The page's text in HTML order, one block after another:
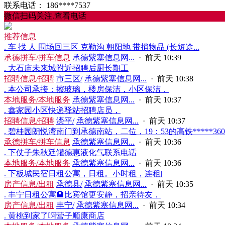
联系电话：
186****7537
微信扫码关注.查看电话
推荐信息
. 车 找 人 围场回三区 克勒沟 朝阳地 带捎物品 (长短途...
承德拼车/拼车信息 承德紫塞信息网... · 前天 10:39
. 大石庙未来城附近招聘后厨长期工
招聘信息/招聘 市三区/ 承德紫塞信息网... · 前天 10:38
. 本公司承接：擦玻璃，楼房保洁，小区保洁，
本地服务/本地服务 承德紫塞信息网... · 前天 10:37
. 鑫家园小区快递驿站招聘店员，
招聘信息/招聘 滦平/ 承德紫塞信息网... · 前天 10:37
. 碧桂园朗悦湾南门到承德南站，二位，19：53的高铁
承德拼车/拼车信息 承德紫塞信息网... · 前天 10:36
. 下仗子朱秋廷罐德惠液化气联系电话
本地服务/本地服务 承德紫塞信息网... · 前天 10:36
. 下板城民宿‬日租公寓，日租。小时租，连租[
房产信息/出租 承德县/ 承德紫塞信息网... · 前天 10:35
. 丰宁日租公寓🏨比宾馆更安静，招亲待友，
房产信息/出租 丰宁/ 承德紫塞信息网... · 前天 10:34
. 黄桃到家了啊营子顺康商店